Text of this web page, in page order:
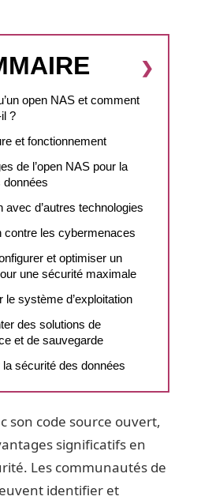
open NAS et comment
?
et fonctionnement
de l’open NAS pour la
données
avec d’autres technologies
contre les cybermenaces
et optimiser un
une sécurité maximale
le système d’exploitation
des solutions de
et de sauvegarde
sécurité des données
son code source ouvert,
significatifs en
Les communautés de
identifier et